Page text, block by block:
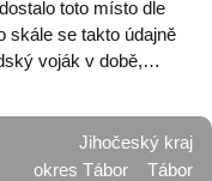
toto místo dle
skále se takto údajně
voják v době,…
Jihočeský kraj
okres Tábor
Tábor